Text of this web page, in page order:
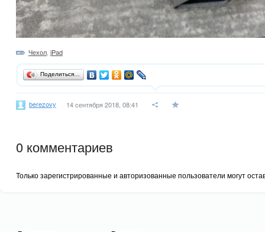
Чехол, iPad
Поделиться…
berezovy 14 сентября 2018, 08:41
0 комментариев
Только зарегистрированные и авторизованные пользователи могут